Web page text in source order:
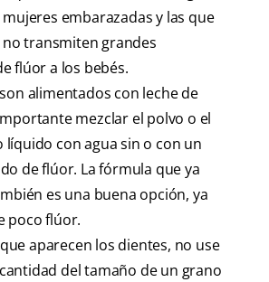
embarazadas y las que
transmiten grandes
flúor a los bebés.
alimentados con leche de
mezclar el polvo o el
líquido con agua sin o con un
de flúor. La fórmula que ya
es una buena opción, ya
poco flúor.
aparecen los dientes, no use
del tamaño de un grano